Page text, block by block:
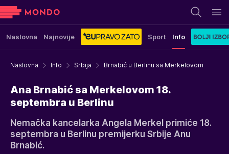
Naslovna Najnovije Sport Info
Naslovna Info Srbija Brnabić u Berlinu sa Merkelovom
Ana Brnabić sa Merkelovom 18.
septembra u Berlinu
Nemačka kancelarka Angela Merkel primiće 18.
septembra u Berlinu premijerku Srbije Anu
Brnabić.